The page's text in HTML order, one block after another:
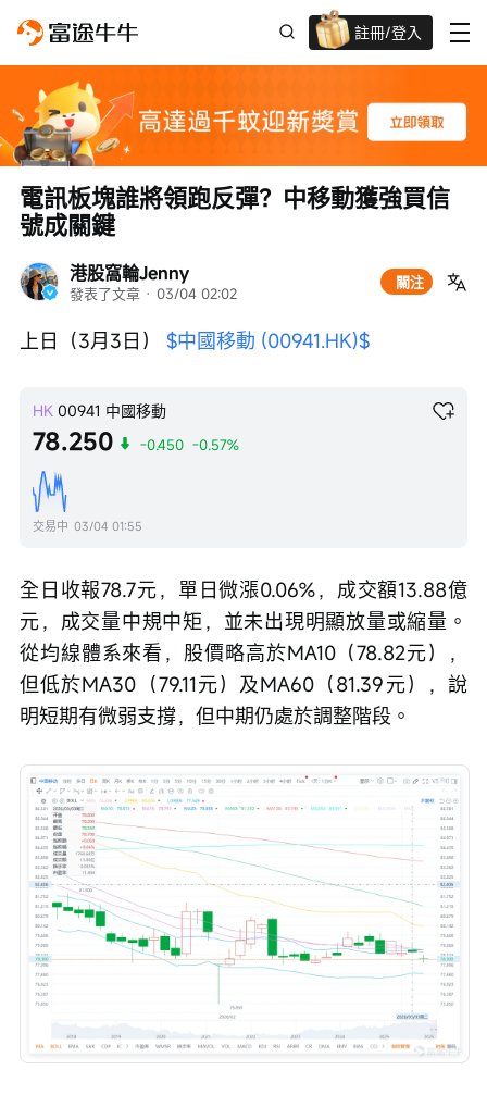
註冊/登入
迎新驚喜賞 股票/BTC等任你揀!
港股窩輪Jenny
發表了文章 · 03/04 02:02
關注
電訊板塊誰將領跑反彈？中移動獲強買信
號成關鍵
上日（3月3日） $中國移動 (00941.HK)$
HK 00941 中國移動
78.250 -0.450 -0.57%
交易中 03/04 01:55
全日收報78.7元，單日微漲0.06%，成交額13.88億
元，成交量中規中矩，並未出現明顯放量或縮量。
從均線體系來看，股價略高於MA10（78.82元），
但低於MA30（79.11元）及MA60（81.39元），說
明短期有微弱支撐，但中期仍處於調整階段。